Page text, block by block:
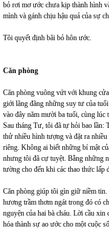
bỏ rơi mơ ước chưa kịp thành hình
mình và gánh chịu hậu quả của sự
Tôi quyết định bãi bỏ hôn ước.
Căn phòng
Căn phòng vuông vứt với khung
giới lãng đãng những suy tư của
vào đây năm mười ba tuổi, cùng
Sau tháng Tư, tôi đã tự hỏi bao lần:
thử nhiều hình tượng và đặt ra
riêng. Không ai biết những bí mật
nhưng tôi đã cự tuyệt. Bằng những
tường cho đến khi các thao thức lấp
Căn phòng giúp tôi gìn giữ niềm
hương trầm thơm ngát trong đó có
nguyện của hai bà cháu. Lời cầu xin
hóa thành sự ao ước cho một cuộc